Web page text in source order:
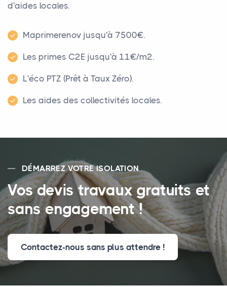
d'aides locales.
Maprimerenov jusqu'à 7500€.
Les primes C2E jusqu'à 11€/m².
L'éco PTZ (Prêt à Taux Zéro).
Les aides des collectivités locales.
DÉMARREZ VOTRE ISOLATION
Vos devis travaux gratuits et
sans engagement !
Contactez-nous sans plus attendre !